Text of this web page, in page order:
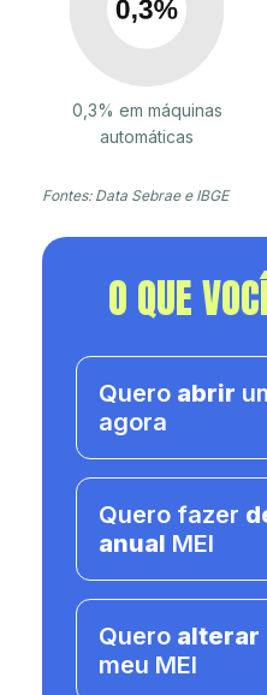
0,3% em máquinas
automáticas
Fontes: Data Sebrae e IBGE
O QUE
Quero abrir
agora
Quero fazer
anual MEI
Quero alterar
meu MEI